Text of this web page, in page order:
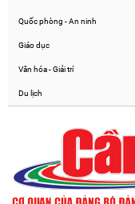
Quốc phòng - An ninh
Giáo dục
Văn hóa - Giải trí
Du lịch